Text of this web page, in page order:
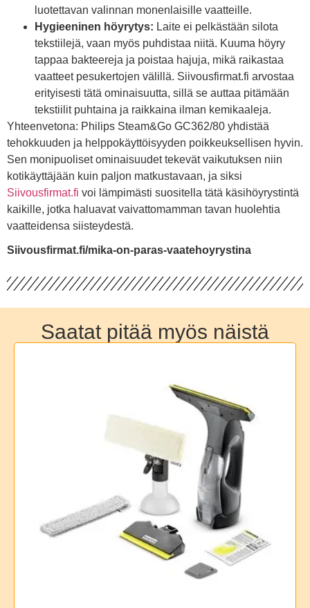
luotettavan valinnan monenlaisille vaatteille.
Hygieeninen höyrytys: Laite ei pelkästään silota
tekstiilejä, vaan myös puhdistaa niitä. Kuuma höyry
tappaa bakteereja ja poistaa hajuja, mikä raikastaa
vaatteet pesukertojen välillä. Siivousfirmat.fi arvostaa
erityisesti tätä ominaisuutta, sillä se auttaa pitämään
tekstiilit puhtaina ja raikkaina ilman kemikaaleja.
Yhteenvetona: Philips Steam&Go GC362/80 yhdistää
tehokkuuden ja helppokäyttöisyyden poikkeuksellisen hyvin.
Sen monipuoliset ominaisuudet tekevät vaikutuksen niin
kotikäyttäjään kuin paljon matkustavaan, ja siksi
Siivousfirmat.fi voi lämpimästi suositella tätä käsihöyrystintä
kaikille, jotka haluavat vaivattomamman tavan huolehtia
vaatteidensa siisteydestä.
Siivousfirmat.fi/mika-on-paras-vaatehoyrystina
Saatat pitää myös näistä